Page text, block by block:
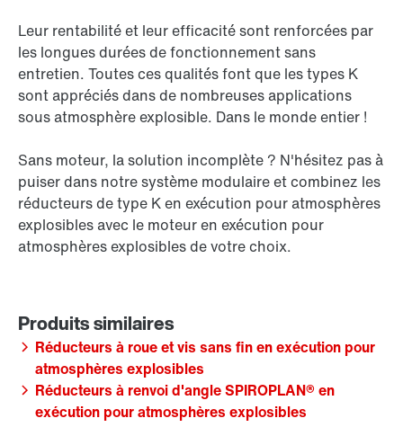
Leur rentabilité et leur efficacité sont renforcées par
les longues durées de fonctionnement sans
entretien. Toutes ces qualités font que les types K
sont appréciés dans de nombreuses applications
sous atmosphère explosible. Dans le monde entier !
Sans moteur, la solution incomplète ? N'hésitez pas à
puiser dans notre système modulaire et combinez les
réducteurs de type K en exécution pour atmosphères
explosibles avec le moteur en exécution pour
atmosphères explosibles de votre choix.
Réducteurs à roue et vis sans fin en exécution pour
atmosphères explosibles
Réducteurs à renvoi d'angle SPIROPLAN® en
exécution pour atmosphères explosibles